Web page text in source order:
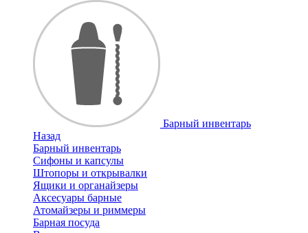
Барный инвентарь
Назад
Барный инвентарь
Сифоны и капсулы
Штопоры и открывалки
Ящики и органайзеры
Аксесуары барные
Атомайзеры и риммеры
Барная посуда